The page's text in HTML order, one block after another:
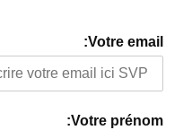
Votre email:
Votre prénom: